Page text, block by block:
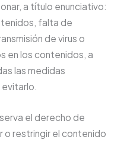
a título enunciativo:
falta de
de virus o
en los contenidos, a
las medidas
el derecho de
o restringir el contenido